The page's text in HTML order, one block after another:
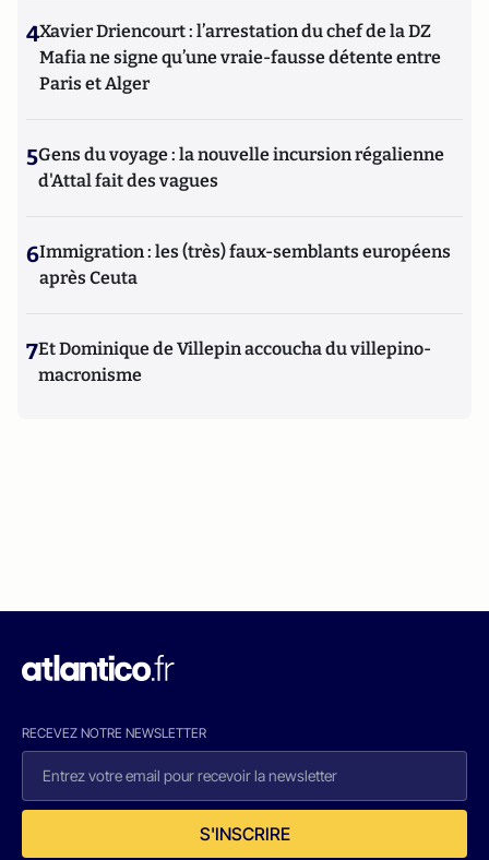
4Xavier Driencourt : l’arrestation du chef de la DZ
Mafia ne signe qu’une vraie-fausse détente entre
Paris et Alger
5Gens du voyage : la nouvelle incursion régalienne
d'Attal fait des vagues
6Immigration : les (très) faux-semblants européens
après Ceuta
7Et Dominique de Villepin accoucha du villepino-
macronisme
RECEVEZ NOTRE NEWSLETTER
S'INSCRIRE